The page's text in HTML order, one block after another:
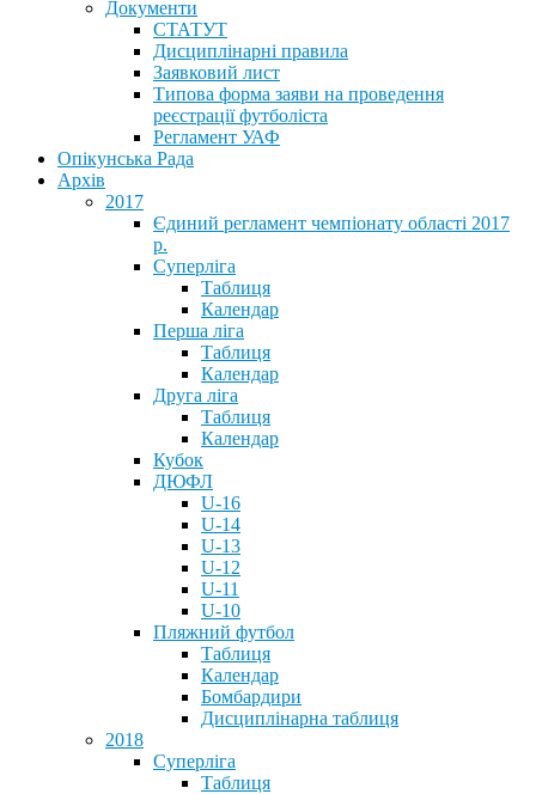
Документи
СТАТУТ
Дисциплінарні правила
Заявковий лист
Типова форма заяви на проведення
реєстрації футболіста
Регламент УАФ
Опікунська Рада
Архів
2017
Єдиний регламент чемпіонату області 2017
р.
Суперліга
Таблиця
Календар
Перша ліга
Таблиця
Календар
Друга ліга
Таблиця
Календар
Кубок
ДЮФЛ
U-16
U-14
U-13
U-12
U-11
U-10
Пляжний футбол
Таблиця
Календар
Бомбардири
Дисциплінарна таблиця
2018
Суперліга
Таблиця